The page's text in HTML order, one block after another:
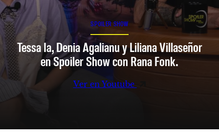
SPOILER SHOW
Tessa Ia, Denia Agalianu y Liliana Villaseñor
en Spoiler Show con Rana Fonk.
Ver en Youtube